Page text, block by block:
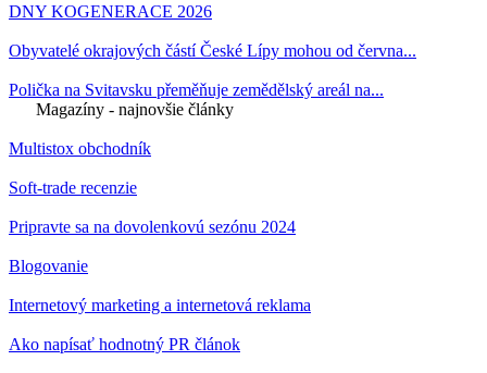
DNY KOGENERACE 2026
Obyvatelé okrajových částí České Lípy mohou od června...
Polička na Svitavsku přeměňuje zemědělský areál na...
Magazíny - najnovšie články
Multistox obchodník
Soft-trade recenzie
Pripravte sa na dovolenkovú sezónu 2024
Blogovanie
Internetový marketing a internetová reklama
Ako napísať hodnotný PR článok